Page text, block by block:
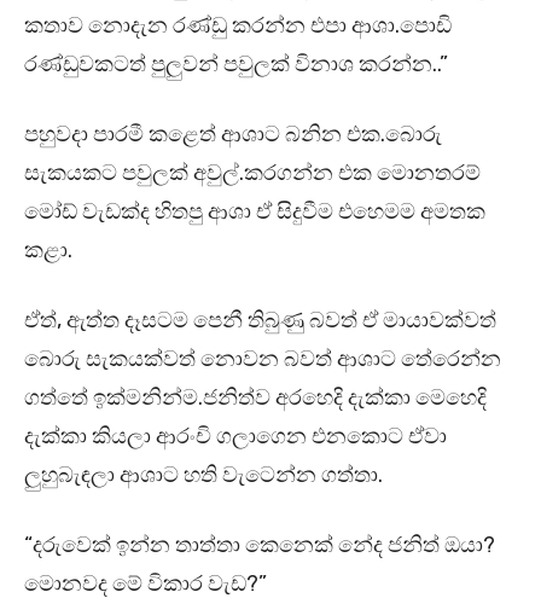
කතාව නොදැන රණ්ඩු කරන්න එපා ආශා.පොඩි
රණ්ඩුවකටත් පුලුවන් පවුලක් විනාශ කරන්න..”
පහුවදා පාරමී කළෙත් ආශාට බනින එක.බොරු
සැකයකට පවුලක් අවුල්.කරගන්න එක මොනතරම්
මෝඩ් වැඩක්ද හිතපු ආශා ඒ සිදුවීම එහෙමම අමතක
කළා.
ඒත්, ඇත්ත දෑසටම පෙනී තිබුණු බවත් ඒ මායාවක්වත්
බොරු සැකයක්වත් නොවන බවත් ආශාට තේරෙන්න
ගත්තේ ඉක්මනින්ම.ජනිත්ව අරහෙදි දැක්කා මෙහෙදි
දැක්කා කියලා ආරංචි ගලාගෙන එනකොට ඒවා
ලුහුබැඳලා ආශාට හති වැටෙන්න ගත්තා.
“දරුවෙක් ඉන්න තාත්තා කෙනෙක් නේද ජනිත් ඔයා?
මොනවද මේ විකාර වැඩ?”